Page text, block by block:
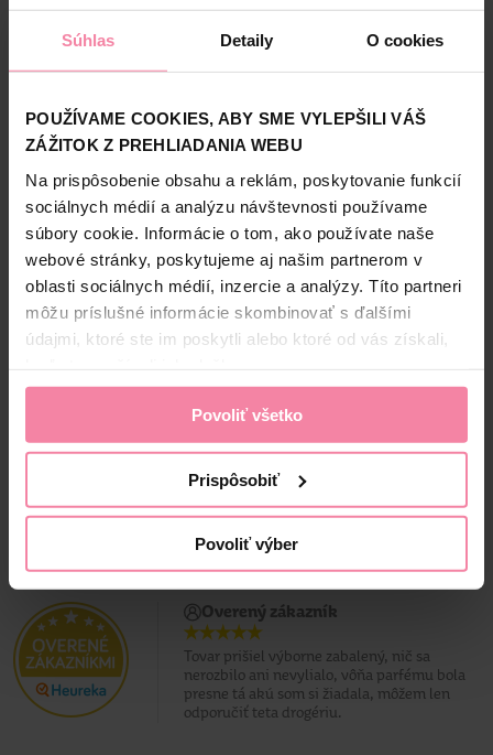
Súhlas Detaily O cookies
POUŽÍVAME COOKIES, ABY SME VYLEPŠILI VÁŠ
ZÁŽITOK Z PREHLIADANIA WEBU
Na prispôsobenie obsahu a reklám, poskytovanie funkcií
sociálnych médií a analýzu návštevnosti používame
súbory cookie. Informácie o tom, ako používate naše
webové stránky, poskytujeme aj našim partnerom v
oblasti sociálnych médií, inzercie a analýzy. Títo partneri
môžu príslušné informácie skombinovať s ďalšími
údajmi, ktoré ste im poskytli alebo ktoré od vás získali,
Povoliť všetko
Prispôsobiť
Povoliť výber
Alternatívne produkty
Frosch Ecological
univerzálny čistič levanduľa
1000 ml
ALEX čistič na všetky
povrchy Citrusové plody
1000 ml
Overený zákazník
Tovar prišiel výborne zabalený, nič sa
nerozbilo ani nevylialo, vôňa parfému bola
presne tá akú som si žiadala, môžem len
odporučiť teta drogériu.